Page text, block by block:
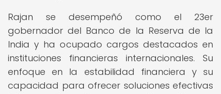
Rajan se desempeñó como el 23er
gobernador del Banco de la Reserva de la
India y ha ocupado cargos destacados en
instituciones financieras internacionales. Su
enfoque en la estabilidad financiera y su
capacidad para ofrecer soluciones efectivas